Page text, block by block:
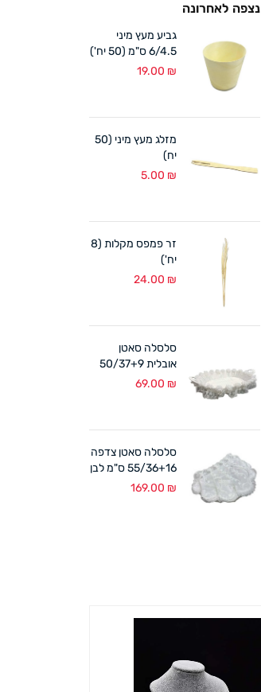
נצפה לאחרונה
גביע מעץ מיני
6/4.5 ס"מ (50 יח')
19.00 ₪
מזלג מעץ מיני (50
יח)
5.00 ₪
זר פמפס מקלות (8
יח')
24.00 ₪
סלסלה סאטן
אובלית 50/37+9
ס"מ לבן
69.00 ₪
סלסלה סאטן צדפה
55/36+16 ס"מ לבן
169.00 ₪